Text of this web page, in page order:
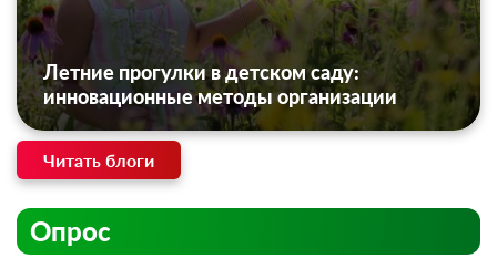
Летние прогулки в детском саду:
инновационные методы организации
Читать блоги
Опрос